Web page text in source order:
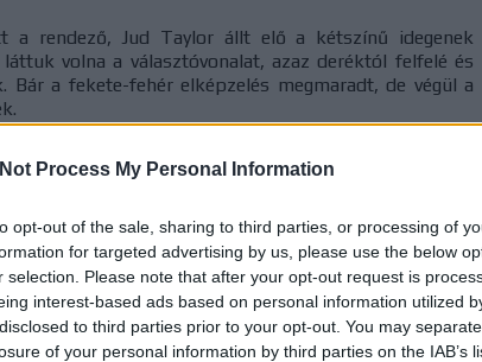
Process My Personal Information
opt-out of the sale, sharing to third parties, or processing of
for targeted advertising by us, please use the below
selection. Please note that after your opt-out request is
interest-based ads based on personal information utilized
to third parties prior to your opt-out. You may
of your personal information by third parties on the IAB’s
a rendező, Jud Taylor állt elő a kétszínű idegenek
volna a választóvonalat, azaz deréktól felfelé és
Bár a fekete-fehér elképzelés megmaradt, de végül a
melynek készítésében Robert Justman még részt
Justman különböző munkakörökben, de A
a produkcióban, és majdnem húsz évet kell rá várni,
nevét. A harmadik évadból a csökkenő színvonal, és a
is csalódott volt, hogy Roddenberry a távozása után
producernek.